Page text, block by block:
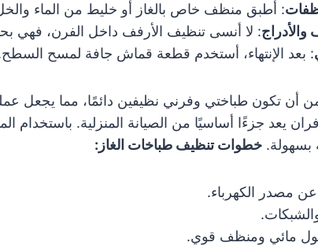
: أطبق منظف خاص بالغاز أو خليط من الماء والخل
: لا أنسى تنظيف الأرفف داخل الفرن، فهي
: بعد الإنتهاء، أستخدم قطعة قماش جافة لمسح
أن تكون طباختي وفرني نظيفين دائمًا، مما يجعل
يعد جزءًا أساسيًا من الصيانة المنزلية. باستخدام
بسهولة. خطوات تنظيف طباخات الغاز:
مصدر الكهرباء.
والشبكات.
مائي ومنظف قوي.